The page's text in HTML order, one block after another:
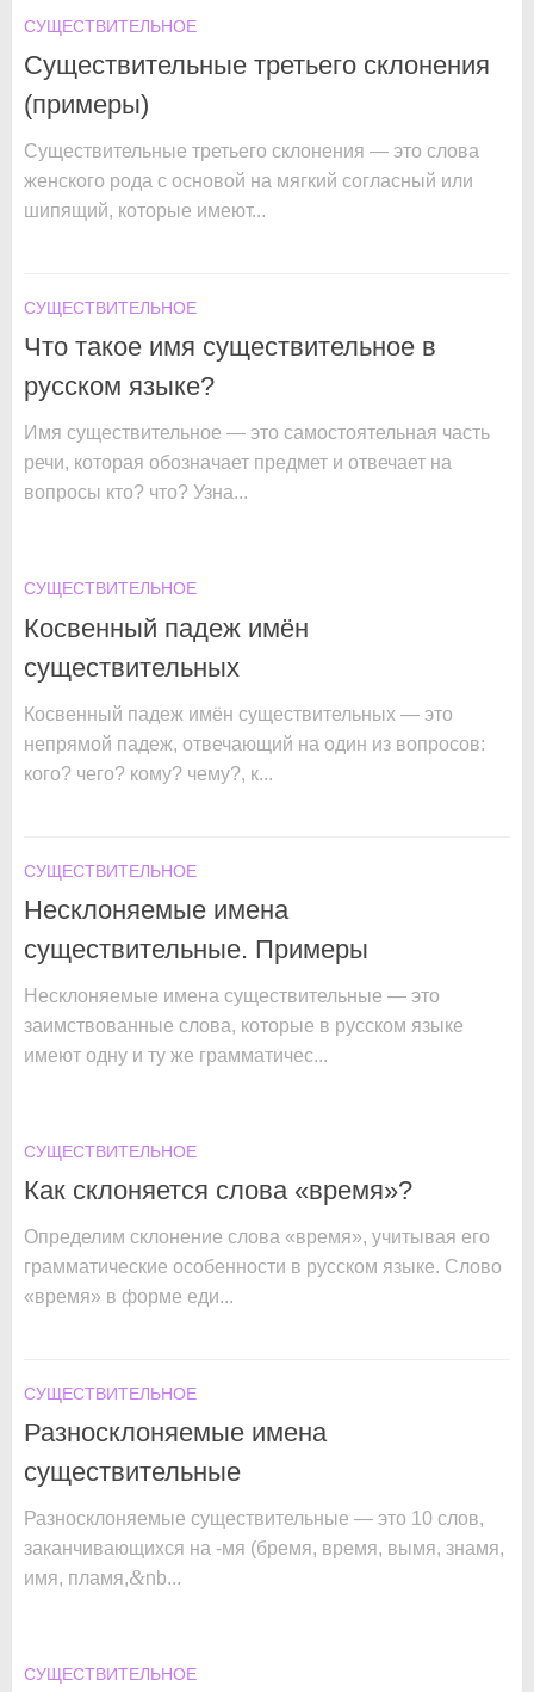
СУЩЕСТВИТЕЛЬНОЕ
Существительные третьего склонения
(примеры)
Существительные третьего склонения — это слова
женского рода с основой на мягкий согласный или
шипящий, которые имеют...
СУЩЕСТВИТЕЛЬНОЕ
Что такое имя существительное в
русском языке?
Имя существительное — это самостоятельная часть
речи, которая обозначает предмет и отвечает на
вопросы кто? что? Узна...
СУЩЕСТВИТЕЛЬНОЕ
Косвенный падеж имён
существительных
Косвенный падеж имён существительных — это
непрямой падеж, отвечающий на один из вопросов:
кого? чего? кому? чему?, к...
СУЩЕСТВИТЕЛЬНОЕ
Несклоняемые имена
существительные. Примеры
Несклоняемые имена существительные — это
заимствованные слова, которые в русском языке
имеют одну и ту же грамматичес...
СУЩЕСТВИТЕЛЬНОЕ
Как склоняется слова «время»?
Определим склонение слова «время», учитывая его
грамматические особенности в русском языке. Слово
«время» в форме еди...
СУЩЕСТВИТЕЛЬНОЕ
Разносклоняемые имена
существительные
Разносклоняемые существительные — это 10 слов,
заканчивающихся на -мя (бремя, время, вымя, знамя,
имя, пламя,&nb...
СУЩЕСТВИТЕЛЬНОЕ